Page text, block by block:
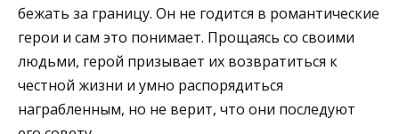
бежать за границу. Он не годится в романтические
герои и сам это понимает. Прощаясь со своими
людьми, герой призывает их возвратиться к
честной жизни и умно распорядиться
награбленным, но не верит, что они последуют